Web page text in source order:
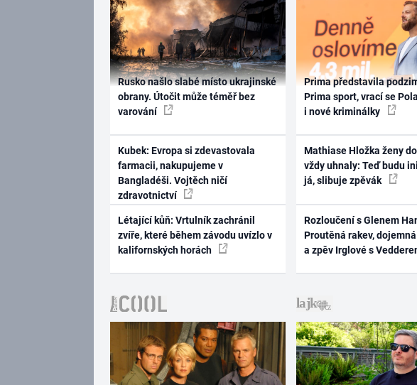
Rusko našlo slabé místo ukrajinské
obrany. Útočit může téměř bez
varování
Kubek: Evropa si zdevastovala
farmacii, nakupujeme v
Bangladéši. Vojtěch ničí
zdravotnictví
Létající kůň: Vrtulník zachránil
zvíře, které během závodu uvízlo v
kalifornských horách
Prima představila
Prima sport, vrací se
i nové kriminálky
Mathiase Hložka ženy
vždy uhnaly: Teď budu
já, slibuje zpěvák
Rozloučení s Glenem
Proutěná rakev,
a zpěv Irglové s